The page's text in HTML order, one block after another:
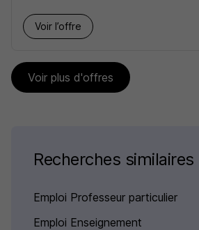
Voir l’offre
Voir plus d'offres
Recherches similaires
Emploi Professeur particulier
Emploi Enseignement